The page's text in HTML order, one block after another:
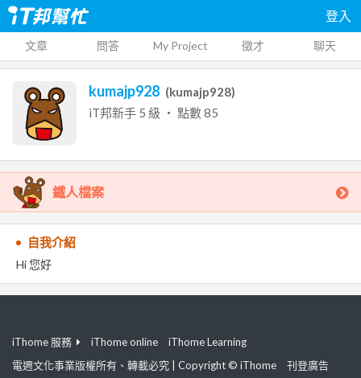
登入
文章 問答 My Project 徵才 聊天
kumajp928 (kumajp928)
iT邦新手 5 級 ‧ 點數85
鐵人檔案
自我介紹
Hi 您好
iThome 服務 iThome online
iThome Learning
電週文化事業版權所有、轉載必究 | Copyright © iThome
刊登廣告